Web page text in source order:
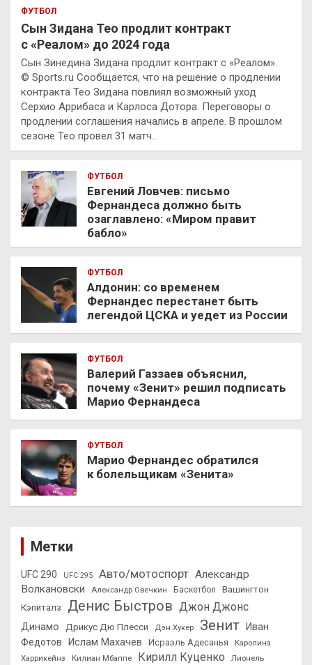
ФУТБОЛ
Сын Зидана Тео продлит контракт
с «Реалом» до 2024 года
Сын Зинедина Зидана продлит контракт с «Реалом».
© Sports.ru Сообщается, что на решение о продлении
контракта Тео Зидана повлиял возможный уход
Серхио Аррибаса и Карлоса Дотора. Переговоры о
продлении соглашения начались в апреле. В прошлом
сезоне Тео провел 31 матч…
ФУТБОЛ
Евгений Ловчев: письмо
Фернандеса должно быть
озаглавлено: «Миром правит
бабло»
ФУТБОЛ
Алдонин: со временем
Фернандес перестанет быть
легендой ЦСКА и уедет из России
ФУТБОЛ
Валерий Газзаев объяснил,
почему «Зенит» решил подписать
Марио Фернандеса
ФУТБОЛ
Марио Фернандес обратился
к болельщикам «Зенита»
Метки
UFC 290 UFC 295 Авто/мотоспорт Александр
Волкановски
Александр Овечкин Баскетбол
Вашингтон
Кэпиталз
Денис Быстров Джон Джонс
Динамо Дрикус Дю Плесси Дэн Хукер Зенит
Иван
Федотов
Ислам Махачев Исраэль Адесанья
Каролина
Харрикейнз
Килиан Мбаппе Кирилл Куценко
Лионель